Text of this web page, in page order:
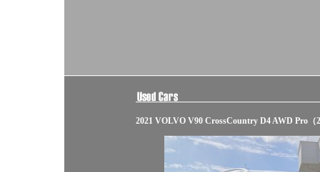
2021 VOLVO V90 CrossCountry D4 AWD Pro（